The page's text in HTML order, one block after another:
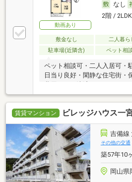
動画あり
なし
2階 /
敷金なし 二人暮ら
駐車場(近隣含)
ペット相
ペット相談可・二人入居可・
日当り良好・閑静な住宅街・
賃貸マンション ビレッジハウス一
吉備線
その他の交通
築57年10
岡山県